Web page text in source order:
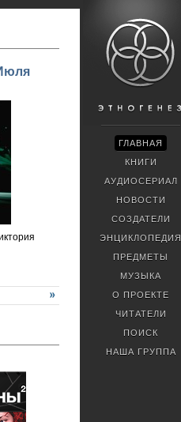
ГЛАВНАЯ
КНИГИ
АУДИОСЕРИАЛ
НОВОСТИ
СОЗДАТЕЛИ
ЭНЦИКЛОПЕДИЯ
ПРЕДМЕТЫ
МУЗЫКА
О ПРОЕКТЕ
ЧИТАТЕЛИ
ПОИСК
НАША ГРУППА